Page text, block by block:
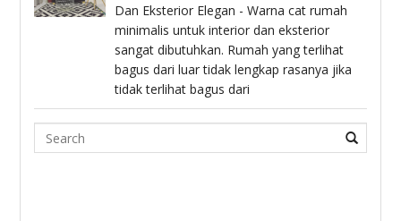
Dan Eksterior Elegan - Warna cat rumah
minimalis untuk interior dan eksterior
sangat dibutuhkan. Rumah yang terlihat
bagus dari luar tidak lengkap rasanya jika
tidak terlihat bagus dari
Search